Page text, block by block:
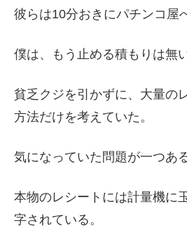
彼らは10分おきにパチンコ屋
僕は、もう止める積もりは無い
貧乏クジを引かずに、大量の
方法だけを考えていた。
気になっていた問題が一つある
本物のレシートには計量機に
字されている。